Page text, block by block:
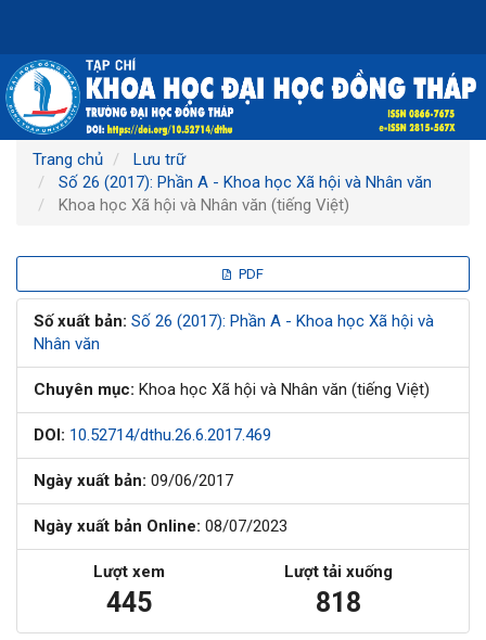
chính
Nội
dung
chính
Thanh
bên
Trang chủ
Lưu trữ
Số 26 (2017): Phần A - Khoa học Xã hội và Nhân văn
Khoa học Xã hội và Nhân văn (tiếng Việt)
bên
bài
viết
PDF
Số xuất bản: Số 26 (2017): Phần A - Khoa học Xã hội và
Nhân văn
Chuyên mục: Khoa học Xã hội và Nhân văn (tiếng Việt)
DOI: 10.52714/dthu.26.6.2017.469
Ngày xuất bản: 09/06/2017
Ngày xuất bản Online: 08/07/2023
Lượt xem
445
Lượt tải xuống
818